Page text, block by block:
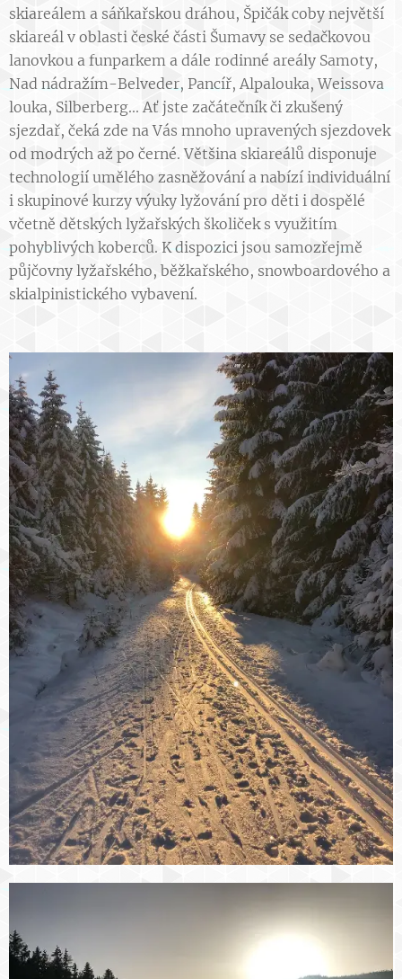
skiareálem a sáňkařskou dráhou, Špičák coby největší
skiareál v oblasti české části Šumavy se sedačkovou
lanovkou a funparkem a dále rodinné areály Samoty,
Nad nádražím-Belveder, Pancíř, Alpalouka, Weissova
louka, Silberberg... Ať jste začátečník či zkušený
sjezdař, čeká zde na Vás mnoho upravených sjezdovek
od modrých až po černé. Většina skiareálů disponuje
technologií umělého zasněžování a nabízí individuální
i skupinové kurzy výuky lyžování pro děti i dospělé
včetně dětských lyžařských školiček s využitím
pohyblivých koberců. K dispozici jsou samozřejmě
půjčovny lyžařského, běžkařského, snowboardového a
skialpinistického vybavení.